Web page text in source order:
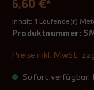
6,60 €*
Inhalt: 1 Laufende(r)
Produktnummer:
Preise inkl. MwSt.
Sofort verfügbar,